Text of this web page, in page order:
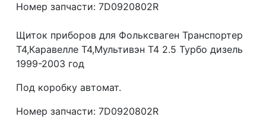
Номер запчасти: 7D0920802R
Щиток приборов для Фольксваген Транспортер
Т4,Каравелле Т4,Мультивэн Т4 2.5 Турбо дизель
1999-2003 год
Под коробку автомат.
Номер запчасти: 7D0920802R